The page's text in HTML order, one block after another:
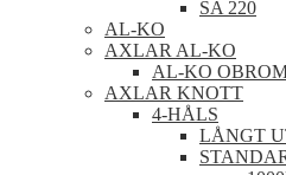
SA 220
AL-KO
AXLAR AL-KO
AL-KO
AXLAR KNOTT
4-HÅLS
LÅNGT